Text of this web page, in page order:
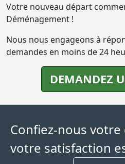
Votre nouveau départ
Déménagement !
Nous nous engageons à
demandes en moins de 24
DEMANDEZ
Confiez-nous
votre satisfaction